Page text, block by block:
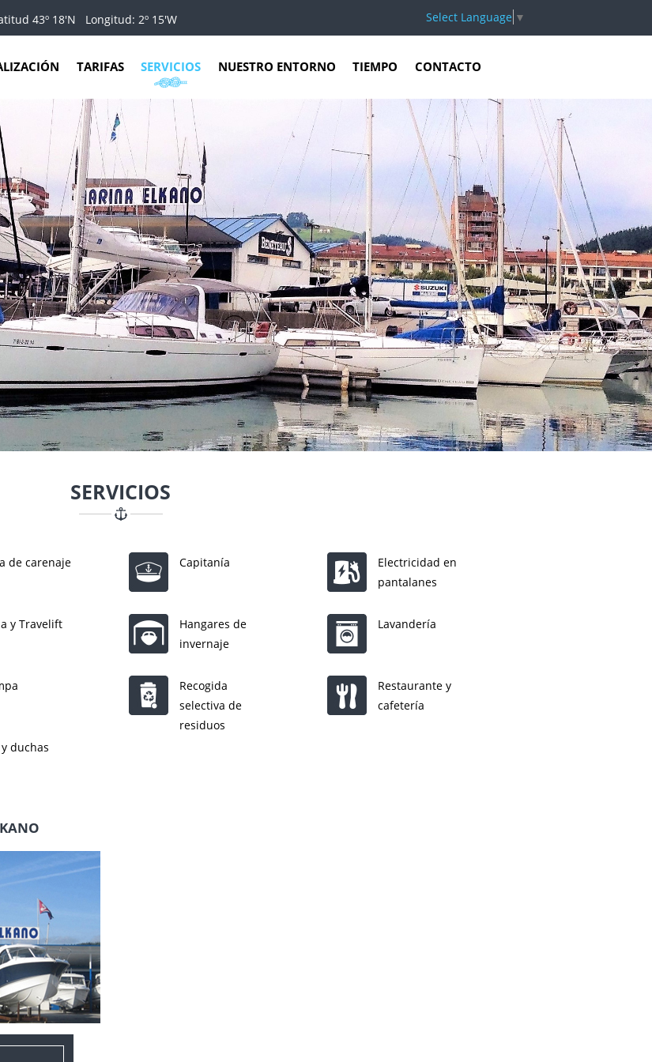
43º 18'N Longitud: 2º 15'W Select Language ▼
TARIFAS SERVICIOS NUESTRO ENTORNO TIEMPO CONTACTO
SERVICIOS
de carenaje Capitanía
Electricidad en
pantalanes
y Travelift
Hangares de
invernaje
Lavandería
Recogida
selectiva de
residuos
Restaurante y
cafetería
y duchas